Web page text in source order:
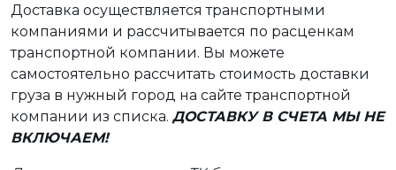
Доставка осуществляется транспортными
компаниями и рассчитывается по расценкам
транспортной компании. Вы можете
самостоятельно рассчитать стоимость доставки
груза в нужный город на сайте транспортной
компании из списка. ДОСТАВКУ В СЧЕТА МЫ НЕ
ВКЛЮЧАЕМ!